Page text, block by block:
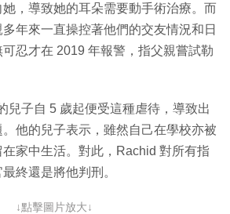
，導致她的耳朵需要動手術治療。而
年來一直操控著他們的交友情況和日
忍才在 2019 年報警，指父親嘗試勒
兒子自 5 歲起便受這種虐待，導致出
他的兒子表示，雖然自己在學校亦被
家中生活。對此，Rachid 對所有指
終還是將他判刑。
↓點擊圖片放大↓